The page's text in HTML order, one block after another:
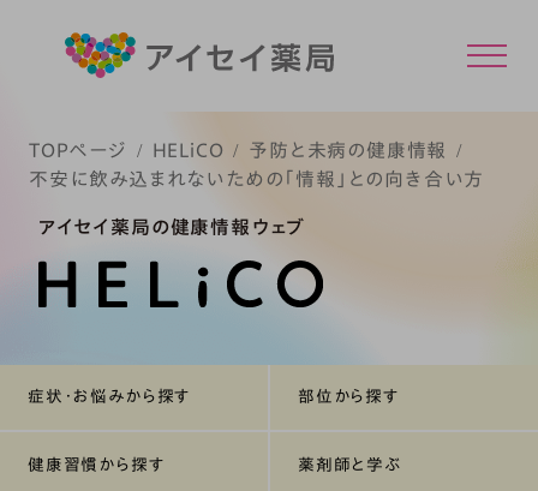
TOPページ HELiCO
予防と未病の健康情報
不安に飲み込まれないための「情報」との向き合い方
アイセイ薬局の健康情報ウェブ
症状・お悩みから探す 部位から探す
健康習慣から探す 薬剤師と学ぶ